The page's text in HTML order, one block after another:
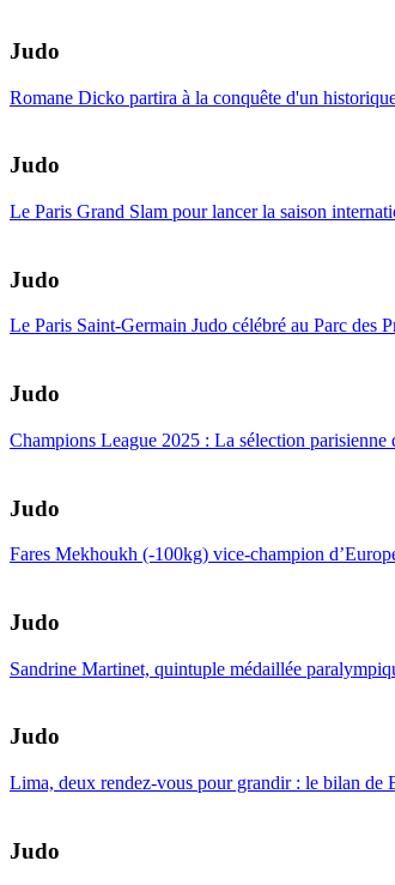
Judo
Romane Dicko partira à la conquête d'un
Judo
Le Paris Grand Slam pour lancer la saison
Judo
Le Paris Saint-Germain Judo célébré au Parc des
Judo
Champions League 2025 : La sélection parisienne
Judo
Fares Mekhoukh (-100kg) vice-champion
Judo
Sandrine Martinet, quintuple médaillée
Judo
Lima, deux rendez-vous pour grandir : le bilan de
Judo